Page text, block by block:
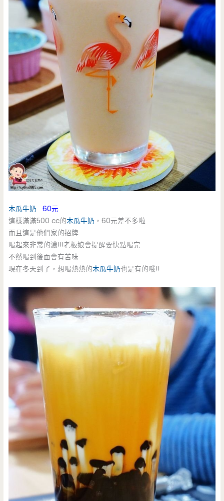
木瓜牛奶 60元
這樣滿滿500 cc的木瓜牛奶 ，60元差不多啦
而且這是他們家的招牌
喝起來非常的濃!!!老板娘會提醒要快點喝完
不然喝到後面會有苦味
現在冬天到了，想喝熱熱的木瓜牛奶也是有的哦!!